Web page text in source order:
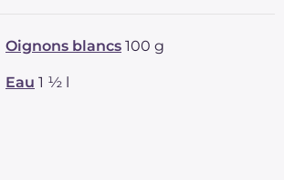
Oignons blancs 100 g
Eau 1 ½ l